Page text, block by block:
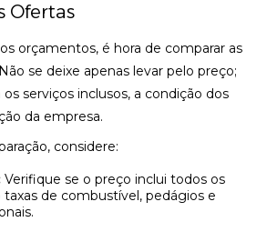
Ofertas
orçamentos, é hora de comparar as
se deixe apenas levar pelo preço;
serviços inclusos, a condição dos
da empresa.
considere:
Verifique se o preço inclui todos os
de combustível, pedágios e